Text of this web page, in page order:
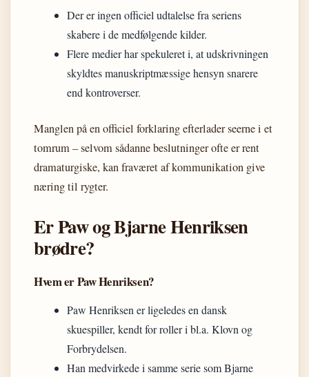
Der er ingen officiel udtalelse fra seriens
skabere i de medfølgende kilder.
Flere medier har spekuleret i, at udskrivningen
skyldtes manuskriptmæssige hensyn snarere
end kontroverser.
Manglen på en officiel forklaring efterlader seerne i et
tomrum – selvom sådanne beslutninger ofte er rent
dramaturgiske, kan fraværet af kommunikation give
næring til rygter.
Er Paw og Bjarne Henriksen
brødre?
Hvem er Paw Henriksen?
Paw Henriksen er ligeledes en dansk
skuespiller, kendt for roller i bl.a. Klovn og
Forbrydelsen.
Han medvirkede i samme serie som Bjarne